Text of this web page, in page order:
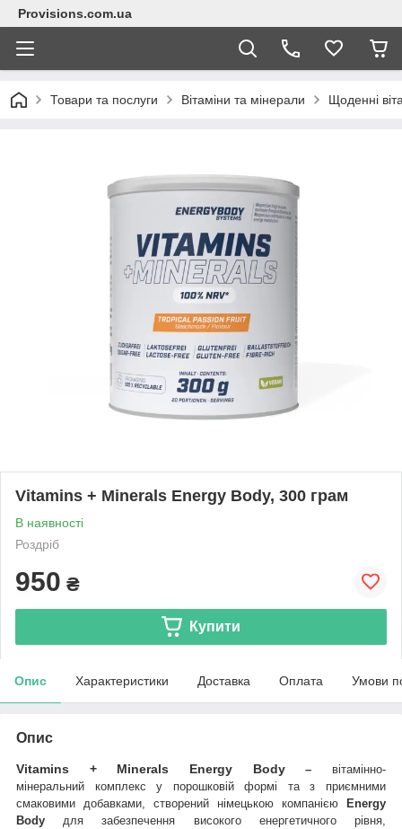
Provisions.com.ua
Товари та послуги Вітаміни та мінерали Щоденні
Vitamins + Minerals Energy Body, 300 грам
В наявності
Роздріб
950 ₴
Купити
Опис Характеристики Доставка Оплата Умови
Опис
Vitamins + Minerals Energy Body – вітамінно-
мінеральний комплекс у порошковій формі та з приємними
смаковими добавками, створений німецькою компанією
Energy
Body для забезпечення високого енергетичного рівня,